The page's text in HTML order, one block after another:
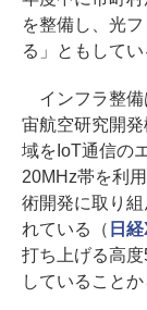
を整備し、光
る」ともしてい
インフラ整備
宙航空研究開
域をIoT通信の
20MHz帯を利
術開発に取り
れている（ 日
打ち上げる高
していること